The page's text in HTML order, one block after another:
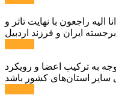
الیه راجعون با نهایت تاثر و
به ترکیب اعضا و رویکرد